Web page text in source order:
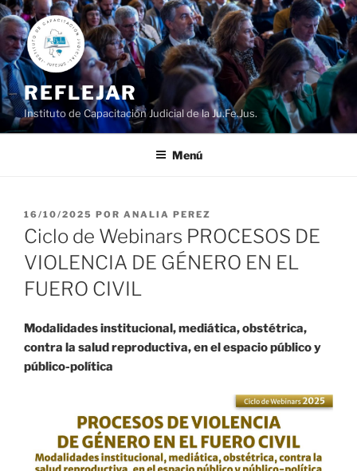
Ir
al
contenido
REFLEJAR
Instituto de Capacitación Judicial de la Ju.Fe.Jus.
Menú
PUBLICADO
EL
16/10/2025 POR ANALIA PEREZ
Ciclo de Webinars PROCESOS DE
VIOLENCIA DE GÉNERO EN EL
FUERO CIVIL
Modalidades institucional, mediática, obstétrica,
contra la salud reproductiva, en el espacio público y
público-política